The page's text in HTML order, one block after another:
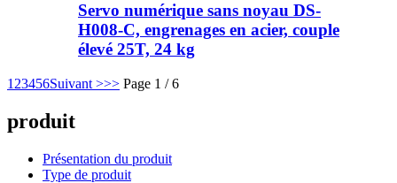
Servo numérique sans noyau DS-
H008-C, engrenages en acier, couple
élevé 25T, 24 kg
1 23456Suivant >>> Page 1 / 6
produit
Présentation du produit
Type de produit